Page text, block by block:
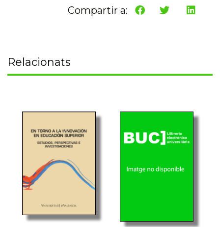
Compartir a:
Relacionats